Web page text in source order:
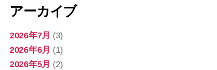
アーカイブ
2026年7月 (3)
2026年6月 (1)
2026年5月 (2)